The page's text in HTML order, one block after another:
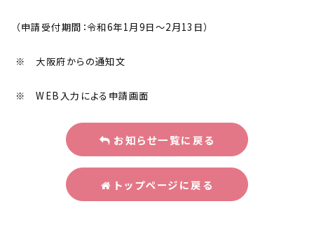
（申請受付期間：令和6年1月9日〜2月13日）
※ 大阪府からの通知文
※ WEB入力による申請画面
お知らせ一覧に戻る
トップページに戻る